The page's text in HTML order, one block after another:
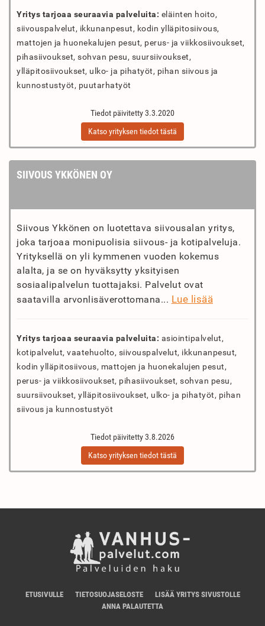
Yritys tarjoaa seuraavia palveluita: eläinten hoito,
siivouspalvelut, ikkunanpesut, kodin ylläpitosiivous,
mattojen ja huonekalujen pesut, perus- ja viikkosiivoukset,
pihasiivoukset, sohvan pesu, suursiivoukset,
ylläpitosiivoukset, ulko- ja pihatyöt, pihan siivous ja
kunnostustyöt, puutarhatyöt
Tiedot päivitetty 3.3.2020
Katso yrityksen tiedot tästä
SIIVOUS YKKÖNEN OY
Siivous Ykkönen on luotettava siivousalan yritys,
joka tarjoaa monipuolisia siivous- ja kotipalveluja.
Yrityksellä on yli kymmenen vuoden kokemus
alalta, ja se on hyväksytty yksityisen
sosiaalipalvelun tuottajaksi. Palvelut ovat
saatavilla arvonlisäverottomana... Lue lisää
Yritys tarjoaa seuraavia palveluita: asiointipalvelut,
kotipalvelut, vaatehuolto, siivouspalvelut, ikkunanpesut,
kodin ylläpitosiivous, mattojen ja huonekalujen pesut,
perus- ja viikkosiivoukset, pihasiivoukset, sohvan pesu,
suursiivoukset, ylläpitosiivoukset, ulko- ja pihatyöt, pihan
siivous ja kunnostustyöt
Tiedot päivitetty 3.8.2026
Katso yrityksen tiedot tästä
ETUSIVULLE TIETOSUOJASELOSTE
LISÄÄ YRITYS SIVUSTOLLE
ANNA PALAUTETTA